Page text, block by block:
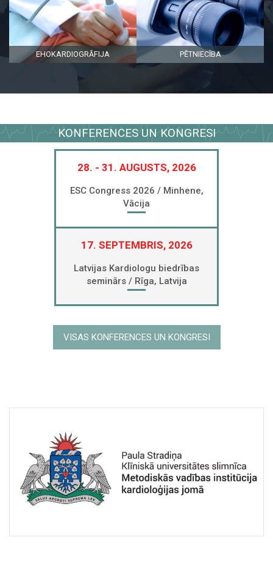
EHOKARDIOGRĀFIJA PĒTNIECĪBA
KONFERENCES UN KONGRESI
28. - 31. AUGUSTS, 2026
ESC Congress 2026 / Minhene,
Vācija
17. SEPTEMBRIS, 2026
Latvijas Kardiologu biedrības
seminārs / Rīga, Latvija
VISAS KONFERENCES UN KONGRESI